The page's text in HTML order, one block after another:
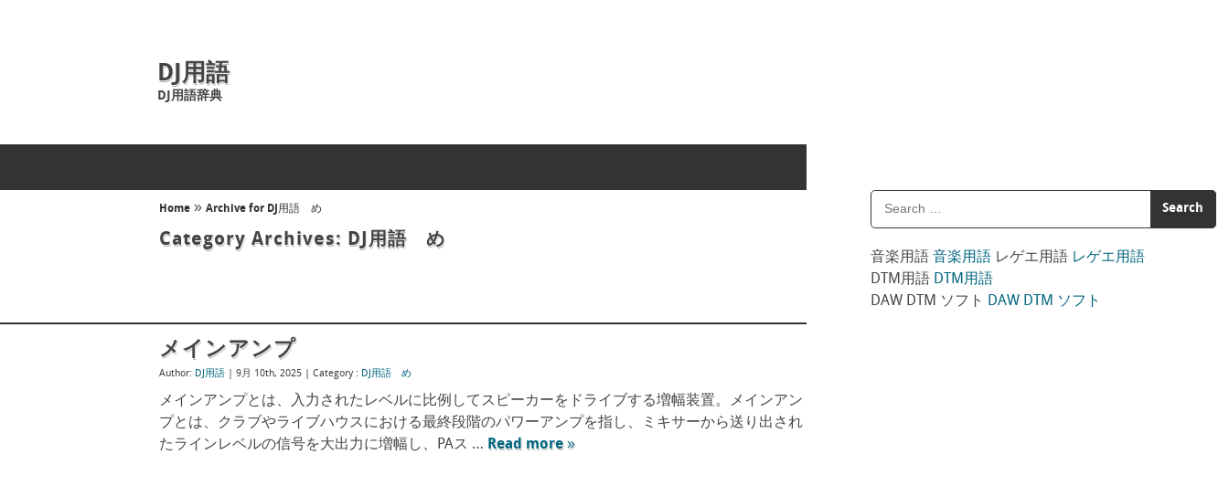
DJ用語
DJ用語辞典
Home » Archive for DJ用語 め
Category Archives: DJ用語 め
メインアンプ
Author: DJ用語| 9月 10th, 2025 | Category : DJ用語 め
メインアンプとは、入力されたレベルに比例してスピーカーをドライブする増幅装置。メインアン
プとは、クラブやライブハウスにおける最終段階のパワーアンプを指し、ミキサーから送り出され
たラインレベルの信号を大出力に増幅し、PAス … Read more »
音楽用語 音楽用語レゲエ用語 レゲエ用語
DTM用語 DTM用語
DAW DTM ソフト
DAW DTM ソフト